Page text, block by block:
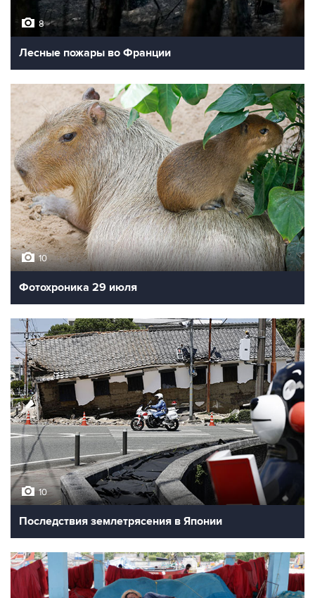
8
Лесные пожары во Франции
10
Фотохроника 29 июля
10
Последствия землетрясения в Японии